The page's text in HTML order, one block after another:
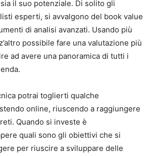
sia il suo potenziale. Di solito gli
esperti, si avvalgono del book value
di analisi avanzati. Usando più
possibile fare una valutazione più
ad avere una panoramica di tutti i
potrai toglierti qualche
online, riuscendo a raggiungere
Quando si investe è
quali sono gli obiettivi che si
per riuscire a sviluppare delle